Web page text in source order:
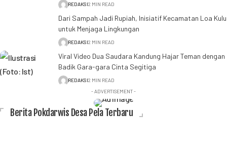
REDAKSI2 MIN READ
Dari Sampah Jadi Rupiah, Inisiatif Kecamatan Loa Kulu
untuk Menjaga Lingkungan
REDAKSI2 MIN READ
Viral Video Dua Saudara Kandung Hajar Teman dengan
Badik Gara-gara Cinta Segitiga
REDAKSI2 MIN READ
- ADVERTISEMENT -
Berita Pokdarwis Desa Pela Terbaru